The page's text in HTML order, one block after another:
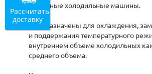
надежные холодильные машины.
Предназначены для охлаждения,
и поддержания температурного
внутреннем объеме холодильных
среднего объема.
Рассчитать
доставку